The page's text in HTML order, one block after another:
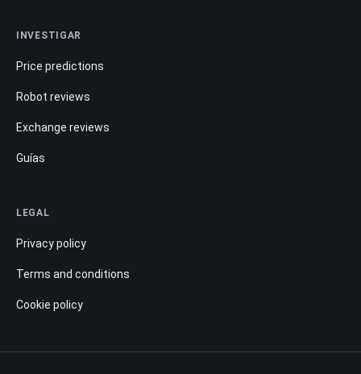
INVESTIGAR
Price predictions
Robot reviews
Exchange reviews
Guías
LEGAL
Privacy policy
Terms and conditions
Cookie policy